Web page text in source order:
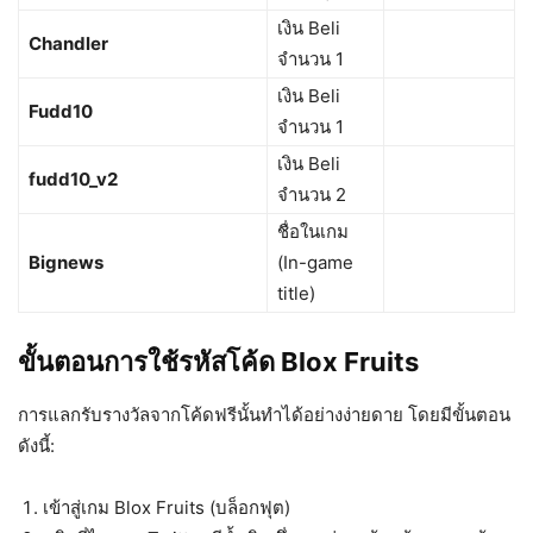
Chandler
เงิน Beli
จำนวน 1
Fudd10
เงิน Beli
จำนวน 1
fudd10_v2
เงิน Beli
จำนวน 2
Bignews
ชื่อในเกม
(In-game
title)
ขั้นตอนการใช้รหัสโค้ด Blox Fruits
การแลกรับรางวัลจากโค้ดฟรีนั้นทำได้อย่างง่ายดาย โดยมีขั้นตอน
ดังนี้:
เข้าสู่เกม Blox Fruits (บล็อกฟุต)